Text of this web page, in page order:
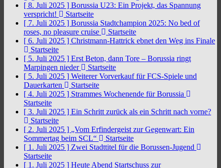
[ 8. Juli 2025 ] Borussia U23: Ein Projekt, das Spannung
verspricht!
Startseite
[ 7. Juli 2025 ] Borussia Stadtchampion 2025: No bed of
roses, no pleasure cruise
Startseite
[ 6. Juli 2025 ] Christmann-Hattrick ebnet den Weg ins Finale
Startseite
[ 5. Juli 2025 ] Erst Beton, dann Tore – Borussia ringt
Marpingen nieder
Startseite
[ 5. Juli 2025 ] Weiterer Vorverkauf für FCS-Spiele und
Dauerkarten
Startseite
[ 4. Juli 2025 ] Strammes Wochenende für Borussia
Startseite
[ 3. Juli 2025 ] Ein Schritt zurück als ein Schritt nach vorne?
Startseite
[ 2. Juli 2025 ] „Vom Erfindergeist zur Gegenwart: Ein
Sommertag beim SCL“
Startseite
[ 1. Juli 2025 ] Zwei Stadttitel für die Borussen-Jugend
Startseite
[ 1. Juli 2025 ] Heute Abend Startschuss zur